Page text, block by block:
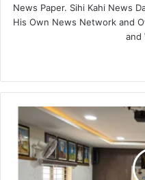
News Paper. Sihi Kahi News
His Own News Network and
and